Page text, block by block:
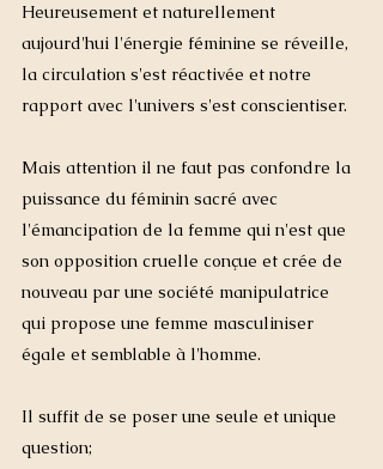
Heureusement et naturellement
aujourd'hui l'énergie féminine se réveille,
la circulation s'est réactivée et notre
rapport avec l'univers s'est conscientiser.
Mais attention il ne faut pas confondre la
puissance du féminin sacré avec
l'émancipation de la femme qui n'est que
son opposition cruelle conçue et crée de
nouveau par une société manipulatrice
qui propose une femme masculiniser
égale et semblable à l'homme.
Il suffit de se poser une seule et unique
question;